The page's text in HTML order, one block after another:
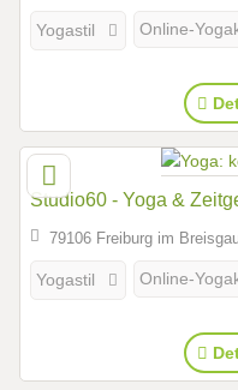
Yogastil Online-
Studio60 - Yoga &
79106 Freiburg im
Yogastil Online-